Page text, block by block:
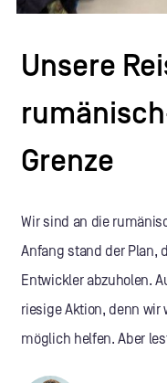
Unsere
Grenze
Wir sind an die
Anfang stand der Plan,
Entwickler abzuholen.
riesige Aktion, denn wir
möglich helfen. Aber